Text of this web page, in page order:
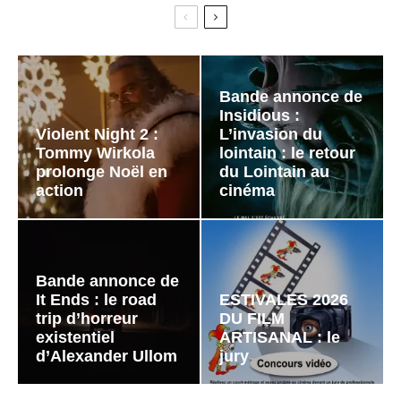
Violent Night 2 :
Tommy Wirkola
prolonge Noël en
action
Bande annonce de
Insidious :
L’invasion du
lointain : le retour
du Lointain au
cinéma
Bande annonce de
It Ends : le road
trip d’horreur
existentiel
d’Alexander Ullom
ESTIVALES 2026
DU FILM
ARTISANAL : le
jury